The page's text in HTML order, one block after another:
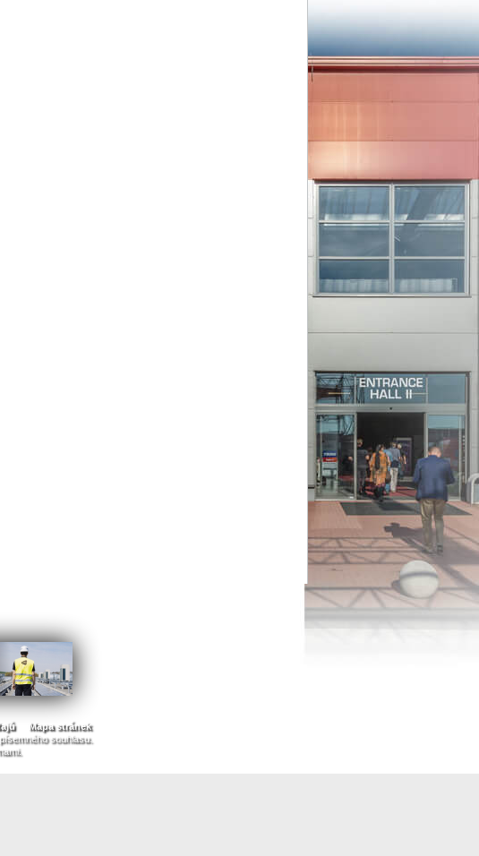
Mapa stránek
souhlasu.